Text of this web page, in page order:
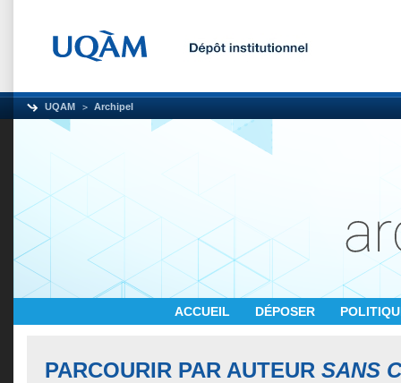
UQAM Archipel
ACCUEIL DÉPOSER
PARCOURIR PAR AUTEUR SANS